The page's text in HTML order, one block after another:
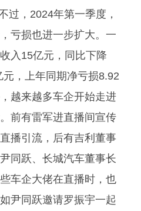
过，2024年第一季度，
亏损也进一步扩大。一
入15亿元，同比下降
，上年同期净亏损8.92
越来越多车企开始走进
前有雷军进直播间宣传
播引流，后有吉利董事
同跃、长城汽车董事长
车企大佬在直播时，也
尹同跃邀请罗振宇一起